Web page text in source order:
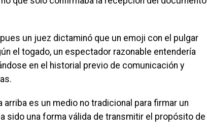
un juez dictaminó que un emoji con el pulgar
el togado, un espectador razonable entendería
en el historial previo de comunicación y
es un medio no tradicional para firmar un
sido una forma válida de transmitir el propósito de